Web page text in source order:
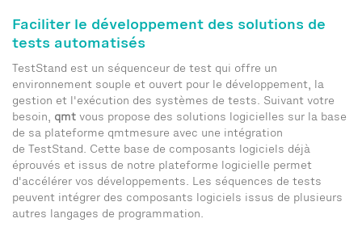
Faciliter le développement des solutions de
tests automatisés
TestStand est un séquenceur de test qui offre un
environnement souple et ouvert pour le développement, la
gestion et l'exécution des systèmes de tests. Suivant votre
besoin, qmt vous propose des solutions logicielles sur la base
de sa plateforme qmtmesure avec une intégration
de TestStand. Cette base de composants logiciels déjà
éprouvés et issus de notre plateforme logicielle permet
d'accélérer vos développements. Les séquences de tests
peuvent intégrer des composants logiciels issus de plusieurs
autres langages de programmation.